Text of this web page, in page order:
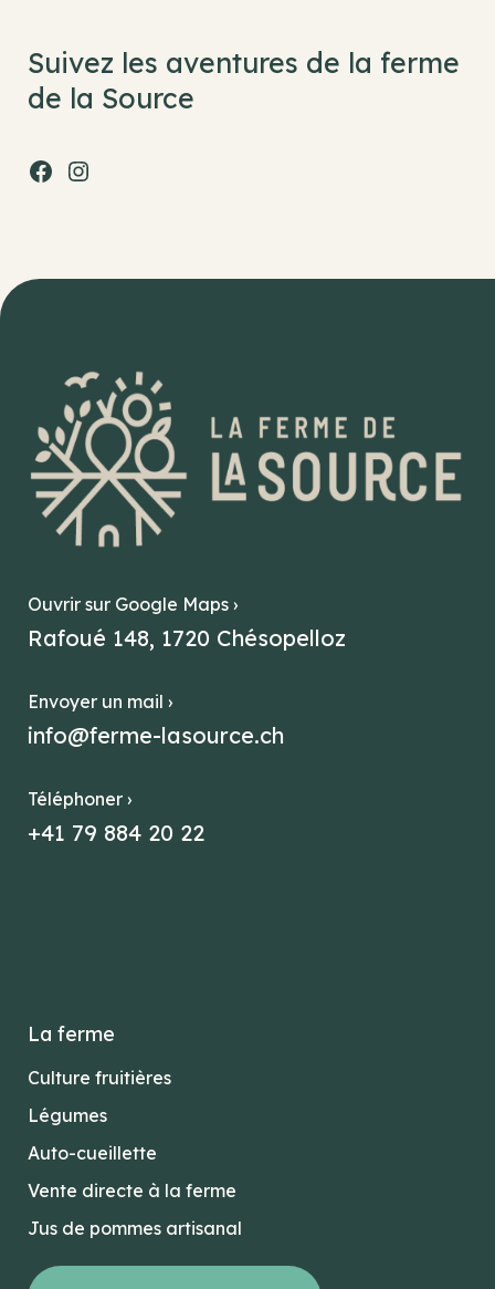
Suivez les aventures de la ferme
de la Source
Facebook
Instagram
Ouvrir sur Google Maps ›
Rafoué 148, 1720 Chésopelloz
Envoyer un mail ›
info@ferme-lasource.ch
Téléphoner ›
+41 79 884 20 22
La ferme
Culture fruitières
Légumes
Auto-cueillette
Vente directe à la ferme
Jus de pommes artisanal